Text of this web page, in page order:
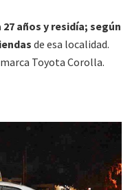
años y residía; según
de esa localidad.
Toyota Corolla.